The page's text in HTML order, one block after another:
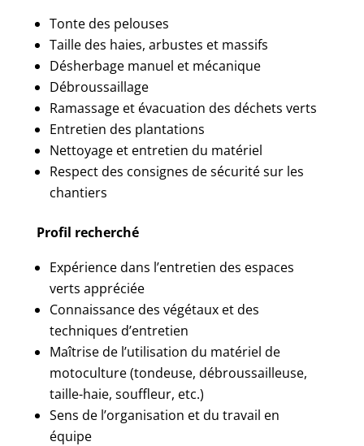
Tonte des pelouses
Taille des haies, arbustes et massifs
Désherbage manuel et mécanique
Débroussaillage
Ramassage et évacuation des déchets verts
Entretien des plantations
Nettoyage et entretien du matériel
Respect des consignes de sécurité sur les
chantiers
Profil recherché
Expérience dans l’entretien des espaces
verts appréciée
Connaissance des végétaux et des
techniques d’entretien
Maîtrise de l’utilisation du matériel de
motoculture (tondeuse, débroussailleuse,
taille-haie, souffleur, etc.)
Sens de l’organisation et du travail en
équipe